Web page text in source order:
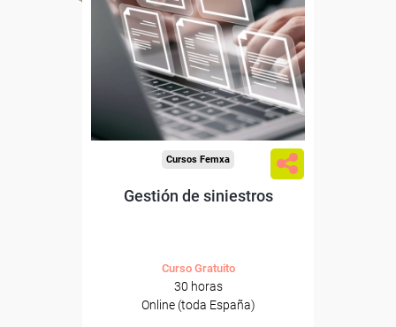
Para desempleados,
trabajadores y autónomos.
Sector
-Finanzas y Seguros.
Cursos Femxa
Gestión de siniestros
Curso Gratuito
30 horas
Online (toda España)